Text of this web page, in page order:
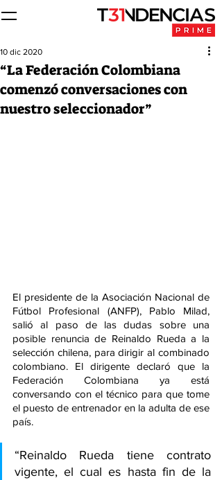
“La Federación Colombiana
comenzó conversaciones con
nuestro seleccionador”
10 dic 2020
El presidente de la Asociación Nacional de
Fútbol Profesional (ANFP), Pablo Milad,
salió al paso de las dudas sobre una
posible renuncia de Reinaldo Rueda a la
selección chilena, para dirigir al combinado
colombiano. El dirigente declaró que la
Federación Colombiana ya está
conversando con el técnico para que tome
el puesto de entrenador en la adulta de ese
país.
“Reinaldo Rueda tiene contrato
vigente, el cual es hasta fin de la